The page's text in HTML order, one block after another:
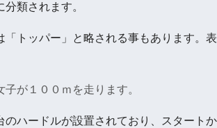
類されます。
「トッパー」と略される事もあります。表
が１００ｍを走ります。
のハードルが設置されており、スタートか